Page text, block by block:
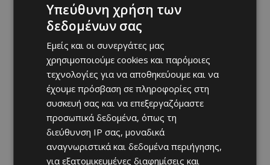
Υπεύθυνη χρήση των
δεδομένων σας
Εμείς και οι συνεργάτες μας
χρησιμοποιούμε cookies και παρόμοιες
τεχνολογίες για να αποθηκεύουμε και να
έχουμε πρόσβαση σε πληροφορίες στη
συσκευή σας και να επεξεργαζόμαστε
προσωπικά δεδομένα, όπως τη
διεύθυνση IP σας, μοναδικά
αναγνωριστικά και δεδομένα περιήγησης,
για εξατομικευμένες διαφημίσεις και